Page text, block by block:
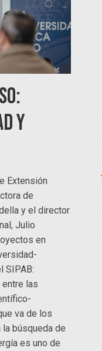
y
Extensión
de
y el director
Julio
en
SIPAB:
entre las
va de los
búsqueda de
es uno de